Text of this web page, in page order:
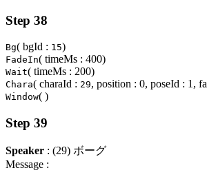
Step 38
Bg( bgId : 15)
FadeIn( timeMs : 400)
Wait( timeMs : 200)
Chara( charaId : 29, position : 0, poseId : 1,
Window( )
Step 39
Speaker : (29) ボーグ
Message :